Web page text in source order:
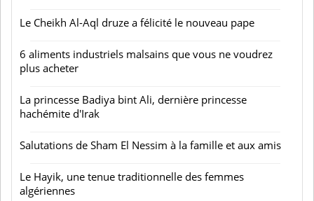
Le Cheikh Al-Aql druze a félicité le nouveau pape
6 aliments industriels malsains que vous ne voudrez
plus acheter
La princesse Badiya bint Ali, dernière princesse
hachémite d'Irak
Salutations de Sham El Nessim à la famille et aux amis
Le Hayik, une tenue traditionnelle des femmes
algériennes